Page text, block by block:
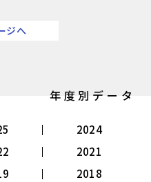
ジへ
年度別データ
2024
2021
2018